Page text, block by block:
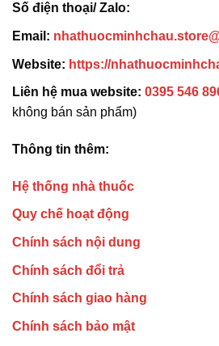
Số điện thoại/ Zalo:
Email:
Website: https://
Liên hệ mua website: 0395 546
không bán sản phẩm)
Thông tin thêm:
Hệ thống nhà thuốc
Quy chế hoạt động
Chính sách nội dung
Chính sách đổi trả
Chính sách giao hàng
Chính sách bảo mật